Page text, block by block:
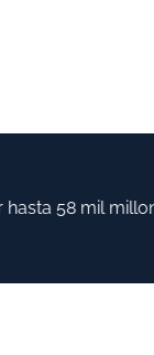
58 mil